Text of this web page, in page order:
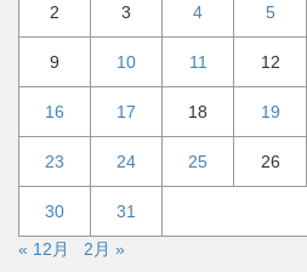
2 3 4 5
9 10 11 12
16 17 18 19
23 24 25 26
30
31
« 12月
2月 »